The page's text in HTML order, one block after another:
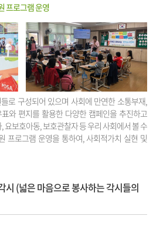
프로그램 운영
로 구성되어 있으며 사회에 만연한 소통부재,
와 편지를 활용한 다양한 캠페인을 추진하고
요보호아동, 보호관찰자 등 우리 사회에서 볼 수
프로그램 운영을 통하여, 사회적가치 실현 및
시 (넓은 마음으로 봉사하는 각시들의